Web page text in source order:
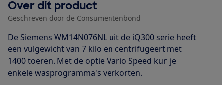
Over dit product
Geschreven door de Consumentenbond
De Siemens WM14N076NL uit de iQ300 serie heeft
een vulgewicht van 7 kilo en centrifugeert met
1400 toeren. Met de optie Vario Speed kun je
enkele wasprogramma's verkorten.